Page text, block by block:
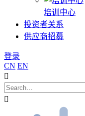
培训中心
投资者关系
供应商招募
登录
CN EN